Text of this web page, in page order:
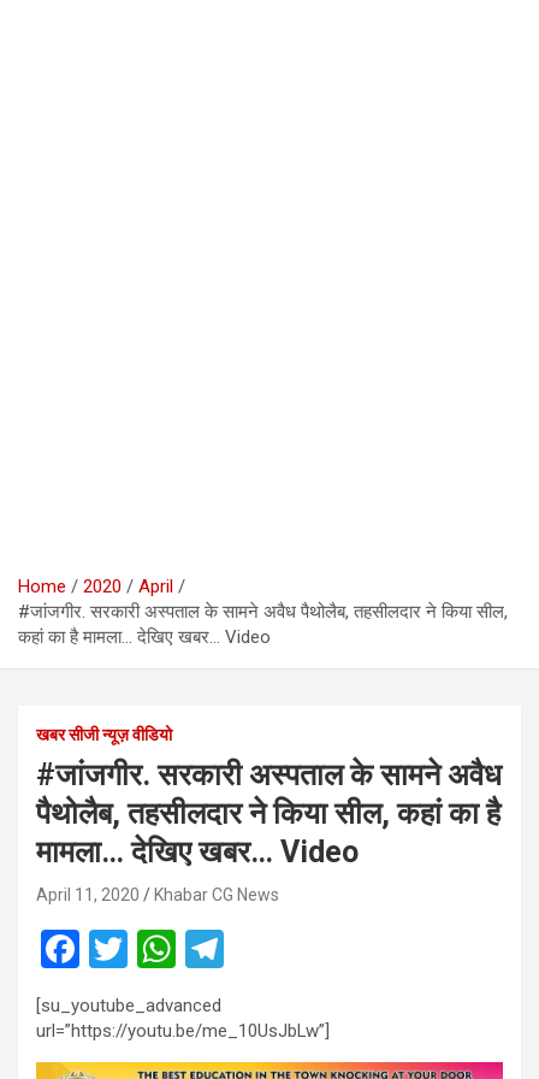
Home 2020
April
#जांजगीर. सरकारी अस्पताल के सामने अवैध पैथोलैब, तहसीलदार ने किया सील,
कहां का है मामला… देखिए खबर… Video
खबर सीजी न्यूज़ वीडियो
#जांजगीर. सरकारी अस्पताल के सामने अवैध
पैथोलैब, तहसीलदार ने किया सील, कहां का है
मामला… देखिए खबर… Video
April 11, 2020 Khabar CG News
F
ce
b
T
wi
tt
er
W
at
s
e
gr
[su_youtube_advanced
url=”https://youtu.be/me_10UsJbLw”]